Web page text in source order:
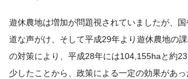
遊休農地は増加が問題視されていましたが、
道な声がけ、そして平成29年より遊休農地の
の対策により、平成28年には104,155haと約
少したことから、政策による一定の効果があ